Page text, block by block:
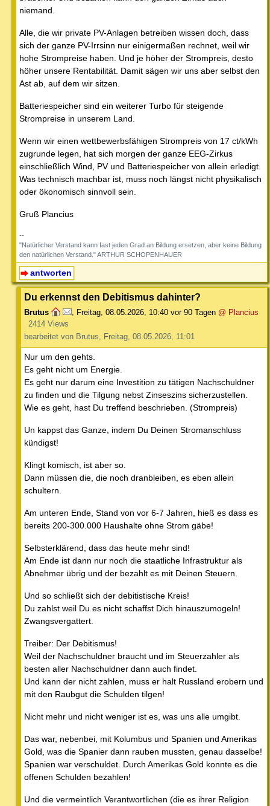
niemand.
Alle, die wir private PV-Anlagen betreiben wissen doch, dass
sich der ganze PV-Irrsinn nur einigermaßen rechnet, weil wir
hohe Strompreise haben. Und je höher der Strompreis, desto
höher unsere Rentabilität. Damit sägen wir uns aber selbst den
Ast ab, auf dem wir sitzen.
Batteriespeicher sind ein weiterer Turbo für steigende
Strompreise in unserem Land.
Wenn wir einen wettbewerbsfähigen Strompreis von 17 ct/kWh
zugrunde legen, hat sich morgen der ganze EEG-Zirkus
einschließlich Wind, PV und Batteriespeicher von allein erledigt.
Was technisch machbar ist, muss noch längst nicht physikalisch
oder ökonomisch sinnvoll sein.
Gruß Plancius
--
"Natürlicher Verstand kann fast jeden Grad an Bildung ersetzen, aber keine Bildung
den natürlichen Verstand." ARTHUR SCHOPENHAUER
antworten
Du erkennst den Debitismus dahinter?
Brutus Freitag, 08.05.2026, 10:40 vor 90 Tagen @ Plancius
2414 Views
bearbeitet von Brutus, Freitag, 08.05.2026, 11:01
Nur um den gehts.
Es geht nicht um Energie.
Es geht nur darum eine Investition zu tätigen Nachschuldner
zu finden und die Tilgung nebst Zinseszins sicherzustellen.
Wie es geht, hast Du treffend beschrieben. (Strompreis)
Un kappst das Ganze, indem Du Deinen Stromanschluss
kündigst!
Klingt komisch, ist aber so.
Dann müssen die, die noch dranbleiben, es eben allein
schultern.
Am unteren Ende, Stand von vor 6-7 Jahren, hieß es dass es
bereits 200-300.000 Haushalte ohne Strom gäbe!
Selbsterklärend, dass das heute mehr sind!
Am Ende ist dann nur noch die staatliche Infrastruktur als
Abnehmer übrig und der bezahlt es mit Deinen Steuern.
Und so schließt sich der debitistische Kreis!
Du zahlst weil Du es nicht schaffst Dich hinauszumogeln!
Zwangsvergattert.
Treiber: Der Debitismus!
Weil der Nachschuldner braucht und im Steuerzahler als
besten aller Nachschuldner dann auch findet.
Und kann der nicht zahlen, muss er halt Russland erobern und
mit den Raubgut die Schulden tilgen!
Nicht mehr und nicht weniger ist es, was uns alle umgibt.
Das war, nebenbei, mit Kolumbus und Spanien und Amerikas
Gold, was die Spanier dann rauben mussten, genau dasselbe!
Spanien war verschuldet. Durch Amerikas Gold konnte es die
offenen Schulden bezahlen!
Und die vermeintlich Verantwortlichen (die es ihrer Religion